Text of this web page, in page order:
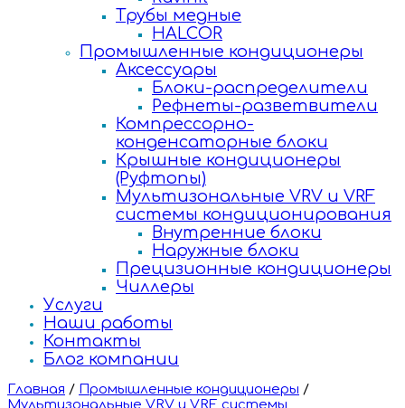
Трубы медные
HALCOR
Промышленные кондиционеры
Аксессуары
Блоки-распределители
Рефнеты-разветвители
Компрессорно-
конденсаторные блоки
Крышные кондиционеры
(Руфтопы)
Мультизональные VRV и VRF
системы кондиционирования
Внутренние блоки
Наружные блоки
Прецизионные кондиционеры
Чиллеры
Услуги
Наши работы
Контакты
Блог компании
Главная / Промышленные кондиционеры /
Мультизональные VRV и VRF системы